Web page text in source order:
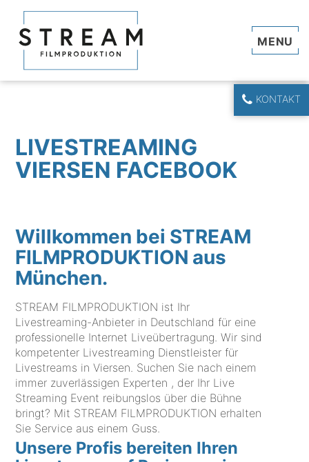
KONTAKT
LIVESTREAMING
VIERSEN FACEBOOK
Willkommen bei STREAM
FILMPRODUKTION aus
München.
STREAM FILMPRODUKTION ist Ihr
Livestreaming-Anbieter in Deutschland für eine
professionelle Internet Liveübertragung. Wir sind
kompetenter Livestreaming Dienstleister für
Livestreams in Viersen. Suchen Sie nach einem
immer zuverlässigen Experten , der Ihr Live
Streaming Event reibungslos über die Bühne
bringt? Mit STREAM FILMPRODUKTION erhalten
Sie Service aus einem Guss.
Unsere Profis bereiten Ihren